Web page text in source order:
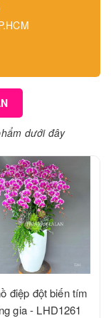
dưới đây
điệp đột biến tím
gia - LHD1261